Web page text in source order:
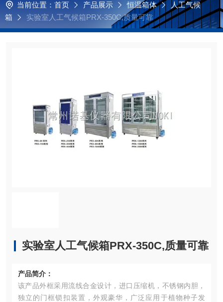
当前位置： 首页 产品展示 恒温箱体
人工气候
箱
实验室人工气候箱PRX-350C,质量可靠
实验室人工气候箱PRX-350C,质量可靠
产品简介：
该产品外框采用流线合金设计，进口压缩机，不锈钢内胆，
独立的门框锁扣装置，外观豪华，广泛应用于植物种子发